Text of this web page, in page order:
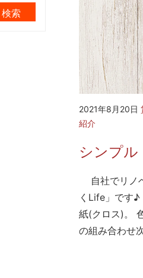
2021年8月20日
紹介
シンプル
自社でリノ
くLife」です
紙(クロス)。
の組み合わせ